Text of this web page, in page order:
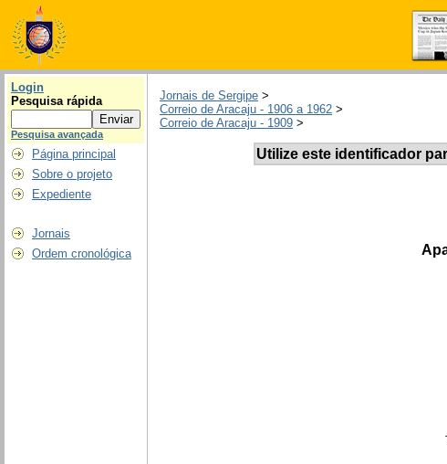
Login
Pesquisa rápida
Pesquisa avançada
Página principal
Sobre o projeto
Expediente
Jornais
Ordem cronológica
Jornais de Sergipe >
Correio de Aracaju - 1906 a 1962 >
Correio de Aracaju - 1909 >
Utilize este identificador